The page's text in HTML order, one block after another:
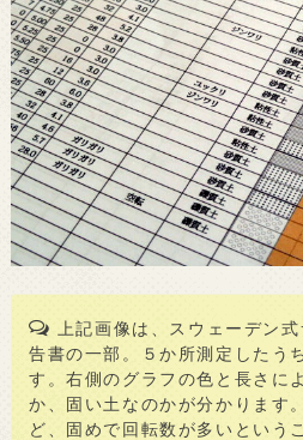
上記画像は、スウェーデン
告書の一部。５か所測定したう
す。右側のグラフの色と長さに
か、固い土なのかが分かります
ど、固めで回転数が多いという